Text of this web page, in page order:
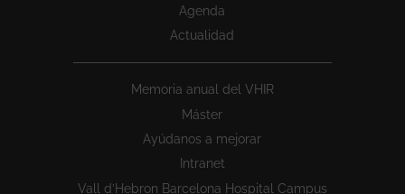
Agenda
Actualidad
Memoria anual del VHIR
Máster
Ayúdanos a mejorar
Intranet
Vall d’Hebron Barcelona Hospital Campus